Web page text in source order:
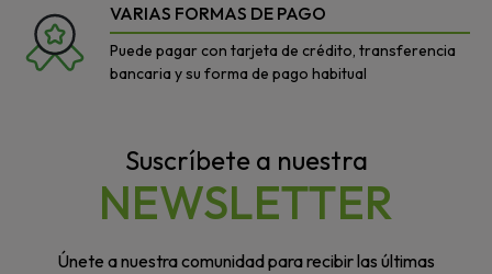
VARIAS FORMAS DE PAGO
Puede pagar con tarjeta de crédito, transferencia
bancaria y su forma de pago habitual
Suscríbete a nuestra
NEWSLETTER
Únete a nuestra comunidad para recibir las últimas